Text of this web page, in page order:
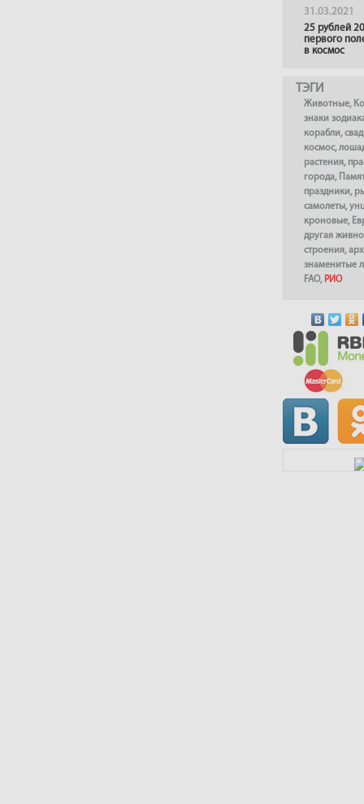
31.03.2021
25 рублей
первого
в космос
ТЭГИ
Животные,
знаки
корабли,
космос,
растения,
города,
праздники,
самолеты,
кроновые,
другая
строения,
знаменитые
FAO, РИО